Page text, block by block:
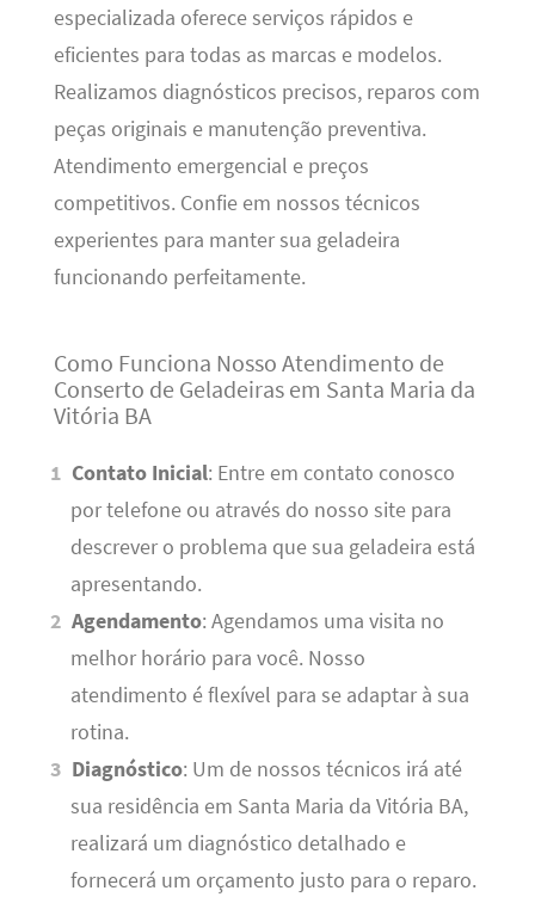
especializada oferece serviços rápidos e
eficientes para todas as marcas e modelos.
Realizamos diagnósticos precisos, reparos com
peças originais e manutenção preventiva.
Atendimento emergencial e preços
competitivos. Confie em nossos técnicos
experientes para manter sua geladeira
funcionando perfeitamente.
Como Funciona Nosso Atendimento de
Conserto de Geladeiras em Santa Maria da
Vitória BA
Contato Inicial: Entre em contato conosco
por telefone ou através do nosso site para
descrever o problema que sua geladeira está
apresentando.
Agendamento: Agendamos uma visita no
melhor horário para você. Nosso
atendimento é flexível para se adaptar à sua
rotina.
Diagnóstico: Um de nossos técnicos irá até
sua residência em Santa Maria da Vitória BA,
realizará um diagnóstico detalhado e
fornecerá um orçamento justo para o reparo.